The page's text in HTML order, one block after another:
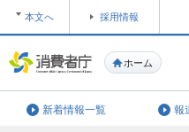
ホーム
本文へ 採用情報
新着情報一覧 報